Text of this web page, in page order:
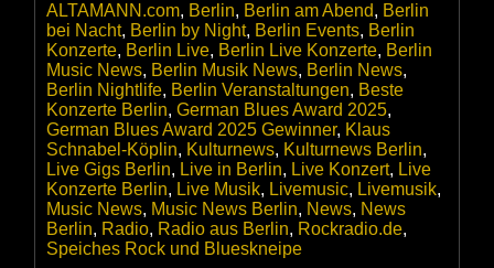
ALTAMANN.com, Berlin, Berlin am Abend, Berlin
bei Nacht, Berlin by Night, Berlin Events, Berlin
Konzerte, Berlin Live, Berlin Live Konzerte, Berlin
Music News, Berlin Musik News, Berlin News,
Berlin Nightlife, Berlin Veranstaltungen, Beste
Konzerte Berlin, German Blues Award 2025,
German Blues Award 2025 Gewinner, Klaus
Schnabel-Köplin, Kulturnews, Kulturnews Berlin,
Live Gigs Berlin, Live in Berlin, Live Konzert, Live
Konzerte Berlin, Live Musik, Livemusic, Livemusik,
Music News, Music News Berlin, News, News
Berlin, Radio, Radio aus Berlin, Rockradio.de,
Speiches Rock und Blueskneipe